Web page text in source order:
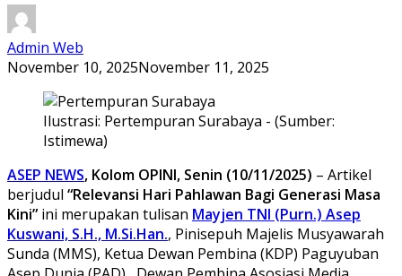
Admin Web
November 10, 2025November 11, 2025
Ilustrasi: Pertempuran Surabaya - (Sumber:
Istimewa)
ASEP NEWS, Kolom OPINI, Senin (10/11/2025) – Artikel
berjudul “Relevansi Hari Pahlawan Bagi Generasi Masa
Kini” ini merupakan tulisan Mayjen TNI (Purn.) Asep
Kuswani, S.H., M.Si.Han., Pinisepuh Majelis Musyawarah
Sunda (MMS), Ketua Dewan Pembina (KDP) Paguyuban